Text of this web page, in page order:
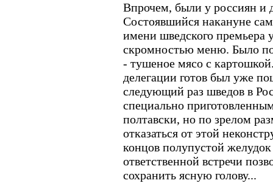
Впрочем, были у россиян и
Состоявшийся накануне
имени шведского премьера
скромностью меню. Было
- тушеное мясо с
делегации готов был уже
следующий раз шведов в
специально
полтавски, но по зрелом
отказаться от этой
концов полупустой
ответственной встречи
сохранить ясную голову...